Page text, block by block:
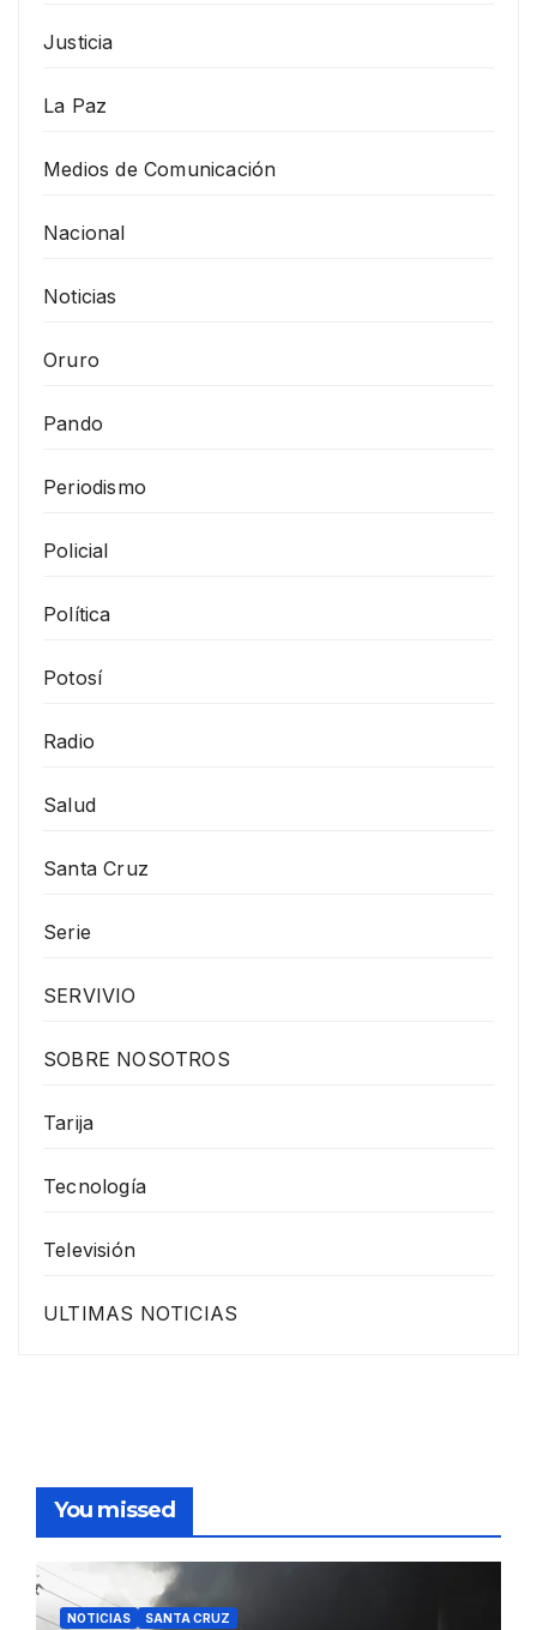
Justicia
La Paz
Medios de Comunicación
Nacional
Noticias
Oruro
Pando
Periodismo
Policial
Política
Potosí
Radio
Salud
Santa Cruz
Serie
SERVIVIO
SOBRE NOSOTROS
Tarija
Tecnología
Televisión
ULTIMAS NOTICIAS
You missed
NOTICIAS SANTA CRUZ